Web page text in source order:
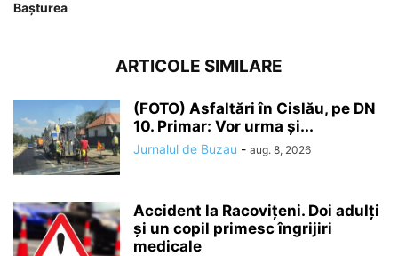
Bașturea
ARTICOLE SIMILARE
(FOTO) Asfaltări în Cislău, pe DN
10. Primar: Vor urma și...
Jurnalul de Buzau - aug. 8, 2026
Accident la Racovițeni. Doi adulți
și un copil primesc îngrijiri
medicale